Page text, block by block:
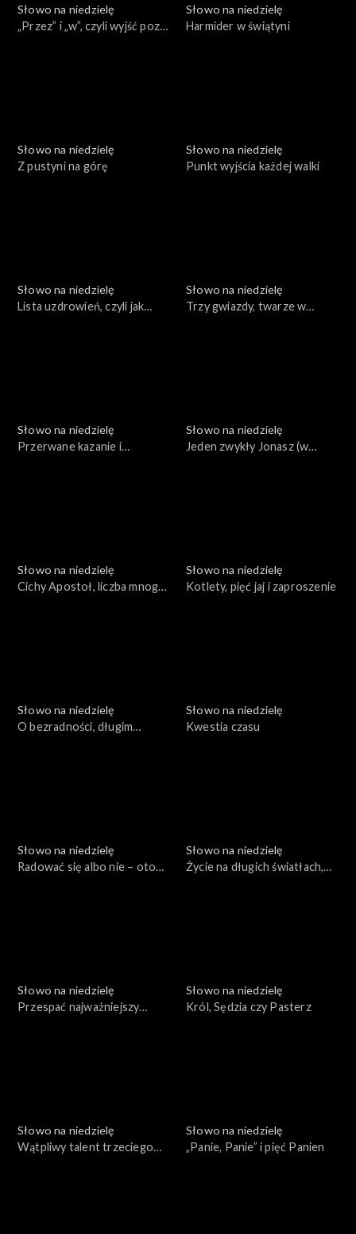
Słowo na niedzielę
„Przez” i „w”, czyli wyjść poza
Słowo na niedzielę
Harmider w świątyni
Słowo na niedzielę
Z pustyni na górę
Słowo na niedzielę
Punkt wyjścia każdej walki
Słowo na niedzielę
Lista uzdrowień, czyli jak
Słowo na niedzielę
Trzy gwiazdy, twarze w
Słowo na niedzielę
Przerwane kazanie i
Słowo na niedzielę
Jeden zwykły Jonasz (w
Słowo na niedzielę
Cichy Apostoł, liczba mnoga i
Słowo na niedzielę
Kotlety, pięć jaj i zaproszenie
Słowo na niedzielę
O bezradności, długim
Słowo na niedzielę
Kwestia czasu
Słowo na niedzielę
Radować się albo nie – oto
Słowo na niedzielę
Życie na długich światłach,
Słowo na niedzielę
Przespać najważniejszy
Słowo na niedzielę
Król, Sędzia czy Pasterz
Słowo na niedzielę
Wątpliwy talent trzeciego
Słowo na niedzielę
„Panie, Panie” i pięć Panien